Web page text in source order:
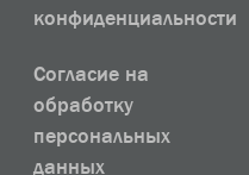
конфиденциальности
Согласие на
обработку
персональных
данных